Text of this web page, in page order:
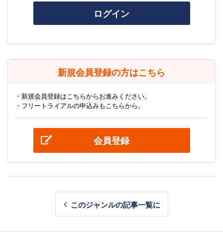
ログイン
新規会員登録の方はこちら
・新規会員登録はこちらからお進みください。
・フリートライアルの申込みもこちらから。
会員登録
このジャンルの記事一覧に